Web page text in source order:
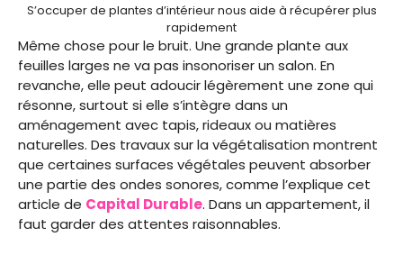
S’occuper de plantes d’intérieur nous aide à récupérer plus
rapidement
Même chose pour le bruit. Une grande plante aux
feuilles larges ne va pas insonoriser un salon. En
revanche, elle peut adoucir légèrement une zone qui
résonne, surtout si elle s’intègre dans un
aménagement avec tapis, rideaux ou matières
naturelles. Des travaux sur la végétalisation montrent
que certaines surfaces végétales peuvent absorber
une partie des ondes sonores, comme l’explique cet
article de Capital Durable. Dans un appartement, il
faut garder des attentes raisonnables.